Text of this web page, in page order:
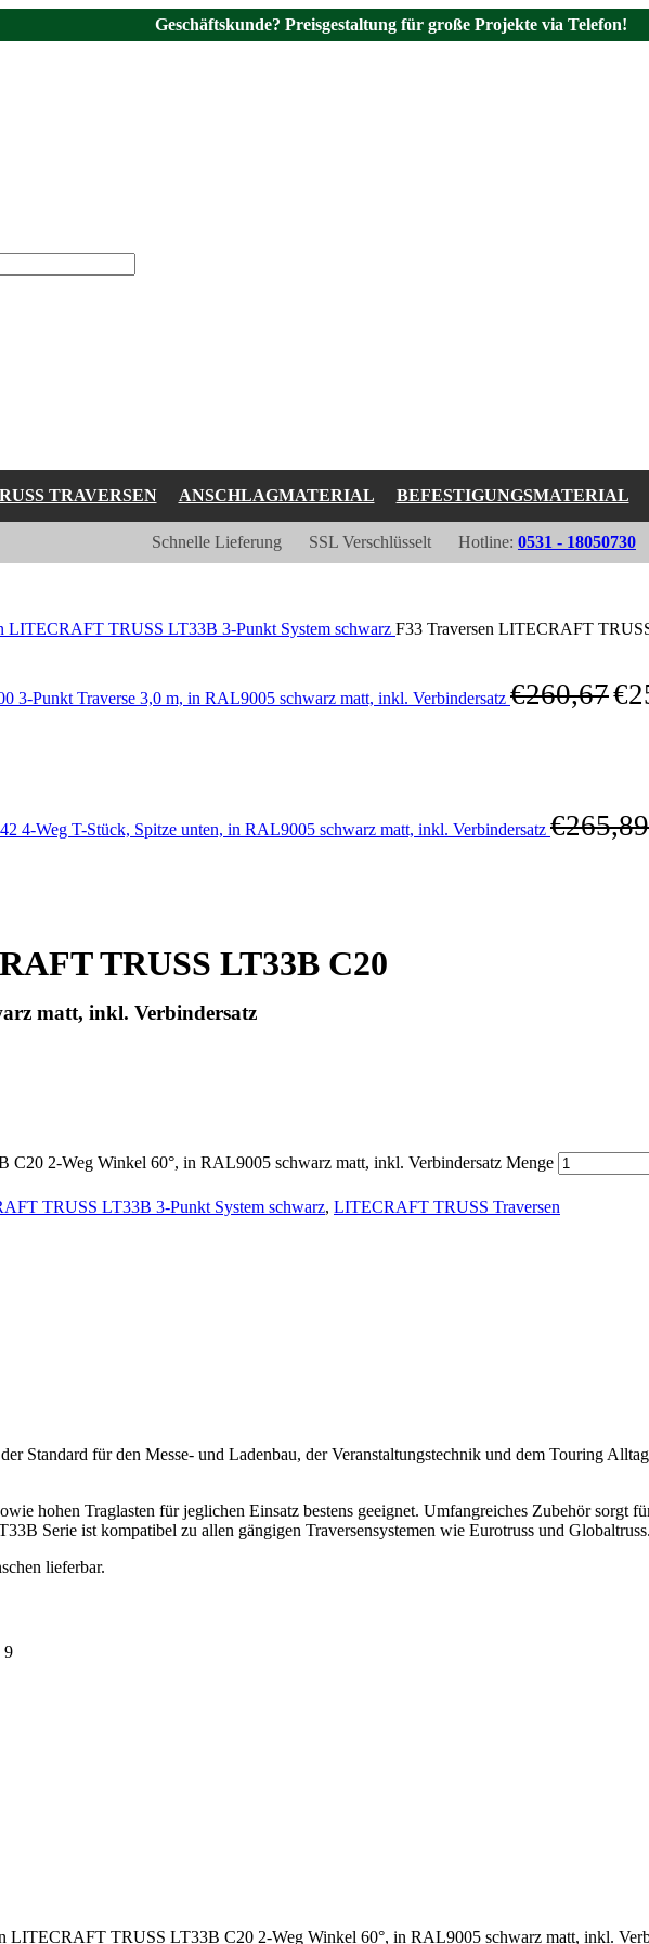
Geschäftskunde? Preisgestaltung für große Projekte via Telefon!
TRAVERSEN ANSCHLAGMATERIAL BEFESTIGUNGSMATERIAL
Schnelle Lieferung SSL Verschlüsselt Hotline: 0531 - 18050730
LITECRAFT TRUSS LT33B 3-Punkt System schwarz F33 Traversen LITECRAFT
Punkt Traverse 3,0 m, in RAL9005 schwarz matt, inkl. Verbindersatz €260,67€
4-Weg T-Stück, Spitze unten, in RAL9005 schwarz matt, inkl. Verbindersatz €265,89
TRUSS LT33B C20
matt, inkl. Verbindersatz
2-Weg Winkel 60°, in RAL9005 schwarz matt, inkl. Verbindersatz Menge
TRUSS LT33B 3-Punkt System schwarz, LITECRAFT TRUSS Traversen
Standard für den Messe- und Ladenbau, der Veranstaltungstechnik und dem Touring
hohen Traglasten für jeglichen Einsatz bestens geeignet. Umfangreiches Zubehör sorgt
Serie ist kompatibel zu allen gängigen Traversensystemen wie Eurotruss und
lieferbar.
9
LITECRAFT TRUSS LT33B C20 2-Weg Winkel 60°, in RAL9005 schwarz matt, inkl.